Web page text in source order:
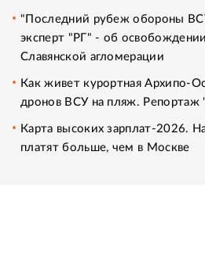
"Последний рубеж обороны
эксперт "РГ" - об
Славянской агломерации
Как живет курортная Архипо-
дронов ВСУ на пляж. Репортаж
Карта высоких зарплат-2026.
платят больше, чем в Москве